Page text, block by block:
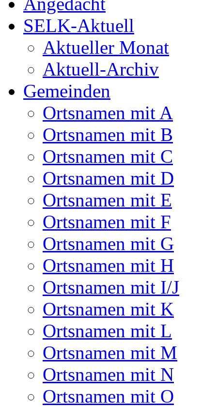
SELK-Aktuell
Aktueller Monat
Aktuell-Archiv
Gemeinden
Ortsnamen mit A
Ortsnamen mit B
Ortsnamen mit C
Ortsnamen mit D
Ortsnamen mit E
Ortsnamen mit F
Ortsnamen mit G
Ortsnamen mit H
Ortsnamen mit I/J
Ortsnamen mit K
Ortsnamen mit L
Ortsnamen mit M
Ortsnamen mit N
Ortsnamen mit O